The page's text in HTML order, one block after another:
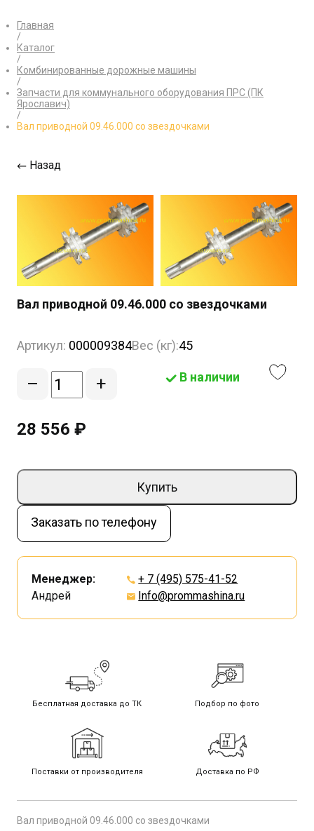
Главная
/
Каталог
/
Комбинированные дорожные машины
/
Запчасти для коммунального оборудования ПРС (ПК
Ярославич)
/
Вал приводной 09.46.000 со звездочками
Назад
Вал приводной 09.46.000 со звездочками
Артикул: 000009384Вес (кг):45
– + В наличии
28 556 ₽
Купить
Заказать по телефону
Менеджер:
Андрей
+ 7 (495) 575-41-52
Info@prommashina.ru
Бесплатная доставка до ТК Подбор по фото
Поставки от производителя Доставка по РФ
Вал приводной 09.46.000 со звездочками